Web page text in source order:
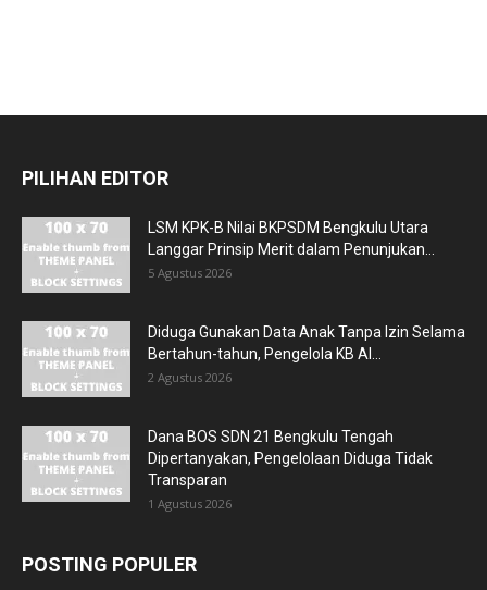
PILIHAN EDITOR
LSM KPK-B Nilai BKPSDM Bengkulu Utara
Langgar Prinsip Merit dalam Penunjukan...
5 Agustus 2026
Diduga Gunakan Data Anak Tanpa Izin Selama
Bertahun-tahun, Pengelola KB Al...
2 Agustus 2026
Dana BOS SDN 21 Bengkulu Tengah
Dipertanyakan, Pengelolaan Diduga Tidak
Transparan
1 Agustus 2026
POSTING POPULER